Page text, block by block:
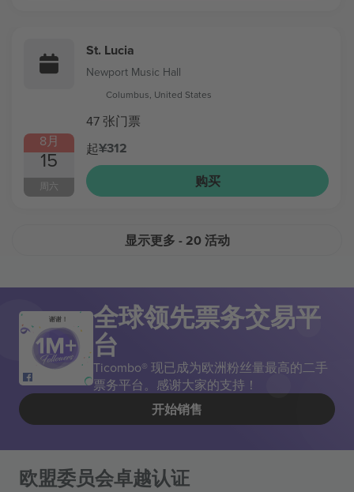
8月
15
周六
St. Lucia
Newport Music Hall
Columbus, United States
47 张门票
起¥312
购买
显示更多 - 20 活动
谢谢！ 全球领先票务交易平
台
Ticombo® 现已成为欧洲粉丝量最高的二手
票务平台。感谢大家的支持！
开始销售
欧盟委员会卓越认证